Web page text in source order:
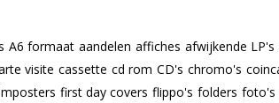
A6 formaat aandelen affiches afwijkende LP's
visite cassette cd rom CD's chromo's
first day covers flippo's folders foto's